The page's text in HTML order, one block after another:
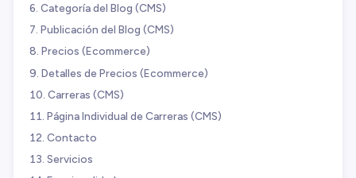
Categoría del Blog (CMS)
Publicación del Blog (CMS)
Precios (Ecommerce)
Detalles de Precios (Ecommerce)
Carreras (CMS)
Página Individual de Carreras (CMS)
Contacto
Servicios